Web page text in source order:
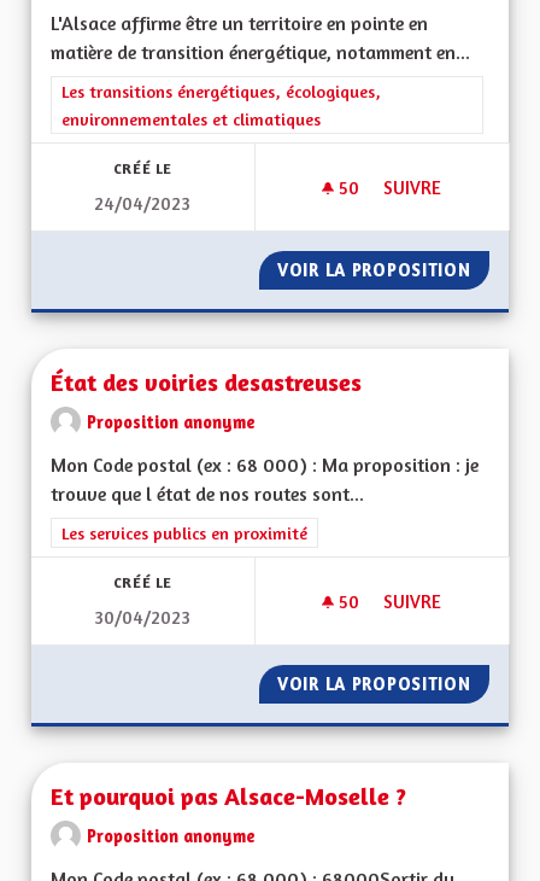
L'Alsace affirme être un territoire en pointe en
matière de transition énergétique, notamment en...
Filtrer les résultats de la catégorie : Les transitions
Les transitions énergétiques, écologiques,
environnementales et climatiques
CRÉÉ LE
24/04/2023
50 50 ABONNÉS
SUIVRE
VOIR LA PROPOSITION ÊTRE
État des voiries desastreuses
Proposition anonyme
Mon Code postal (ex : 68 000) : Ma proposition : je
trouve que l état de nos routes sont...
Filtrer les résultats de la catégorie : Les services publics en
Les services publics en proximité
CRÉÉ LE
30/04/2023
50 50 ABONNÉS
SUIVRE
VOIR LA PROPOSITION ÉTAT
Et pourquoi pas Alsace-Moselle ?
Proposition anonyme